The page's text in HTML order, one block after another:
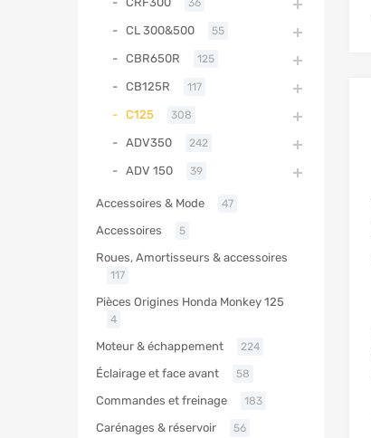
36
CL 300&500 55
CBR650R 125
CB125R 117
C125 308
ADV350 242
ADV 150 39
Accessoires & Mode 47
Accessoires 5
Roues, Amortisseurs & accessoires
117
Pièces Origines Honda Monkey 125
4
Moteur & échappement 224
Éclairage et face avant 58
Commandes et freinage 183
Carénages & réservoir 56